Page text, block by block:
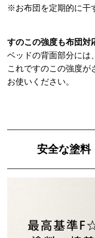
※お布団を定期的に干
すのこの強度も布団対
ベッドの背面部分には
これですのこの強度が
お使いください。
安全な塗料